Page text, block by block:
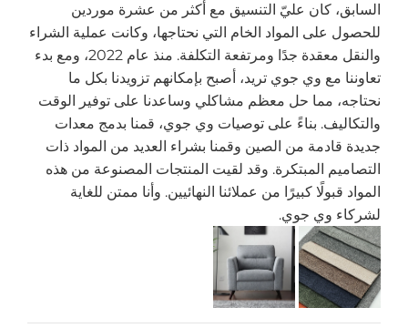
السابق، كان عليّ التنسيق مع أكثر من عشرة موردين
للحصول على المواد الخام التي نحتاجها، وكانت عملية الشراء
والنقل معقدة جدًا ومرتفعة التكلفة. منذ عام 2022، ومع بدء
تعاوننا مع وي جوي تريد، أصبح بإمكانهم تزويدنا بكل ما
نحتاجه، مما حل معظم مشاكلي وساعدنا على توفير الوقت
والتكاليف. بناءً على توصيات وي جوي، قمنا بدمج معدات
جديدة قادمة من الصين وقمنا بشراء العديد من المواد ذات
التصاميم المبتكرة. وقد لقيت المنتجات المصنوعة من هذه
المواد قبولًا كبيرًا من عملائنا النهائيين. وأنا ممتن للغاية
لشركاء وي جوي.